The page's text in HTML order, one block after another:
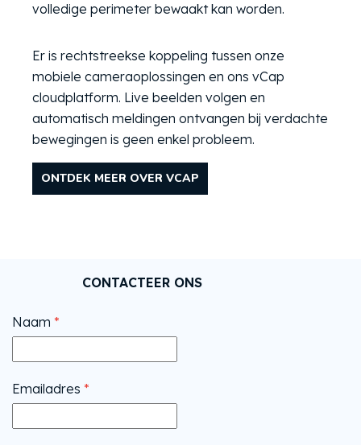
volledige perimeter bewaakt kan worden.
Er is rechtstreekse koppeling tussen onze
mobiele cameraoplossingen en ons vCap
cloudplatform. Live beelden volgen en
automatisch meldingen ontvangen bij verdachte
bewegingen is geen enkel probleem.
ONTDEK MEER OVER VCAP
CONTACTEER ONS
Naam *
Emailadres *